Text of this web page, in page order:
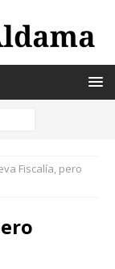
Fiscalía, pero